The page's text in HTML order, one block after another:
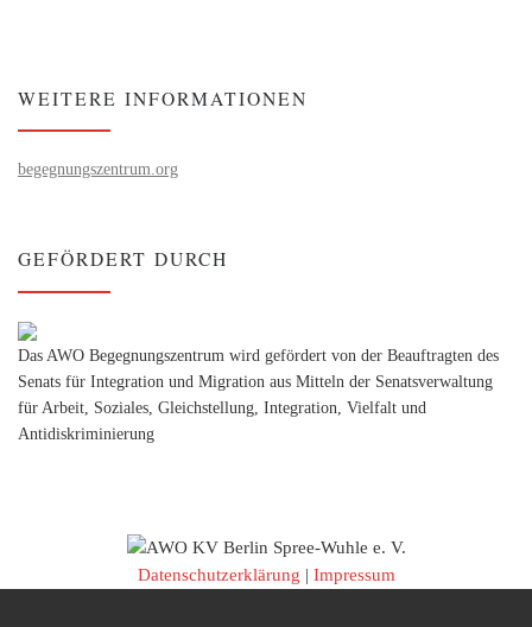
WEITERE INFORMATIONEN
begegnungszentrum.org
GEFÖRDERT DURCH
Das AWO Begegnungszentrum wird gefördert von der Beauftragten des
Senats für Integration und Migration aus Mitteln der Senatsverwaltung
für Arbeit, Soziales, Gleichstellung, Integration, Vielfalt und
Antidiskriminierung
Datenschutzerklärung | Impressum